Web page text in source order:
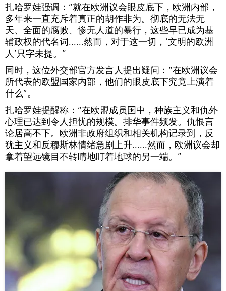
扎哈罗娃强调：“就在欧洲议会眼皮底下，欧洲内部，
多年来一直充斥着真正的胡作非为。彻底的无法无
天、全面的腐败、惨无人道的暴行，这些早已成为基
辅政权的代名词......然而，对于这一切，‘文明的欧洲
人’只字未提。”
同时，这位外交部官方发言人提出疑问：“在欧洲议会
所代表的欧盟国家内部，他们的眼皮底下究竟上演着
什么”。
扎哈罗娃提醒称：“在欧盟成员国中，种族主义和仇外
心理已达到令人担忧的规模。排华事件频发。仇恨言
论居高不下。欧洲非政府组织和相关机构记录到，反
犹主义和反穆斯林情绪急剧上升......然而，欧洲议会却
拿着望远镜目不转睛地盯着地球的另一端。”